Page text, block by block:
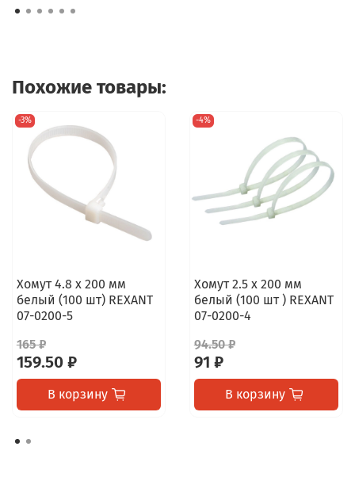
Похожие товары:
-3%
Хомут 4.8 х 200 мм
белый (100 шт) REXANT
07-0200-5
165 ₽
159.50 ₽
В корзину
-4%
Хомут 2.5 х 200 мм
белый (100 шт ) REXANT
07-0200-4
94.50 ₽
91 ₽
В корзину